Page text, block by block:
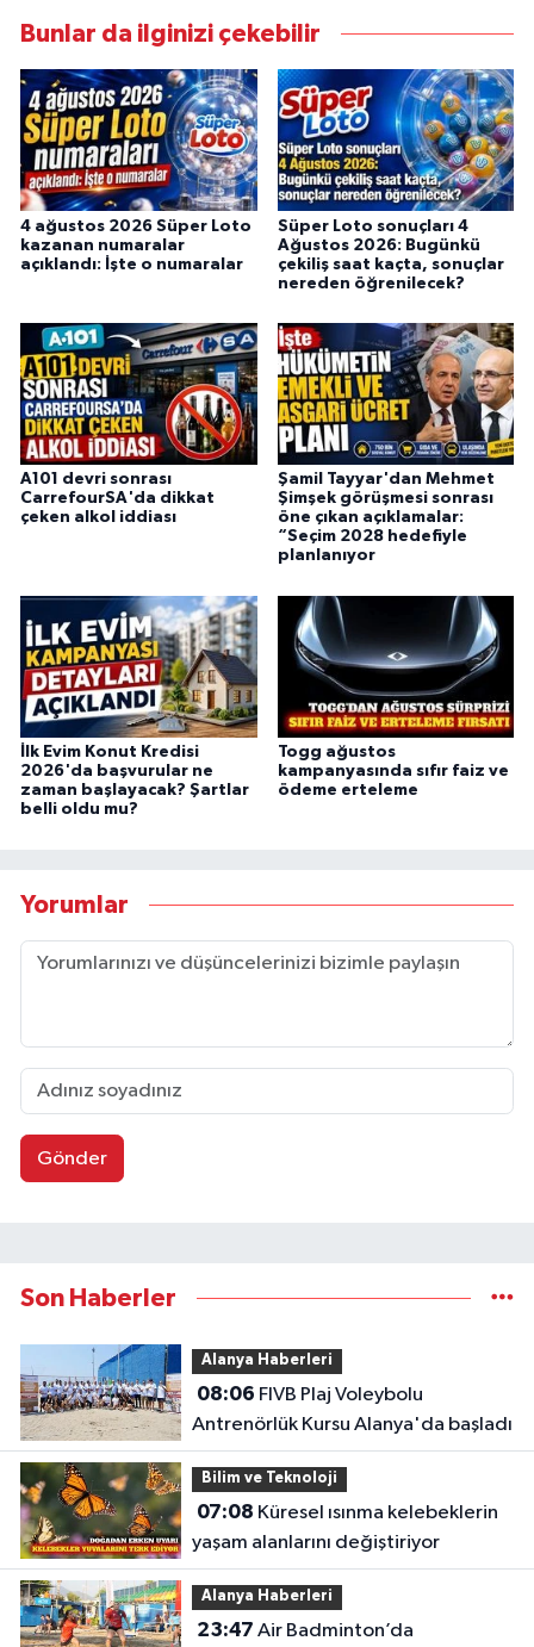
Bunlar da ilginizi çekebilir
4 ağustos 2026 Süper Loto
kazanan numaralar
açıklandı: İşte o numaralar
Süper Loto sonuçları 4
Ağustos 2026: Bugünkü
çekiliş saat kaçta, sonuçlar
nereden öğrenilecek?
A101 devri sonrası
CarrefourSA'da dikkat
çeken alkol iddiası
Şamil Tayyar'dan Mehmet
Şimşek görüşmesi sonrası
öne çıkan açıklamalar:
“Seçim 2028 hedefiyle
planlanıyor
İlk Evim Konut Kredisi
2026'da başvurular ne
zaman başlayacak? Şartlar
belli oldu mu?
Togg ağustos
kampanyasında sıfır faiz ve
ödeme erteleme
Yorumlar
Gönder
Son Haberler
Alanya Haberleri
08:06
Antrenörlük Kursu Alanya'da başladı
Bilim ve Teknoloji
07:08
yaşam alanlarını değiştiriyor
Alanya Haberleri
23:47